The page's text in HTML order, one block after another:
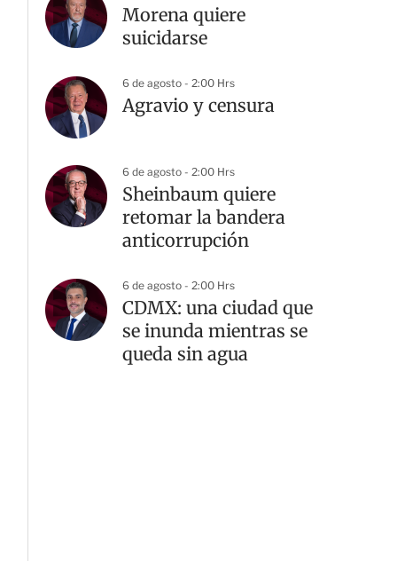
Morena quiere
suicidarse
6 de agosto - 2:00 Hrs
Agravio y censura
6 de agosto - 2:00 Hrs
Sheinbaum quiere
retomar la bandera
anticorrupción
6 de agosto - 2:00 Hrs
CDMX: una ciudad que
se inunda mientras se
queda sin agua